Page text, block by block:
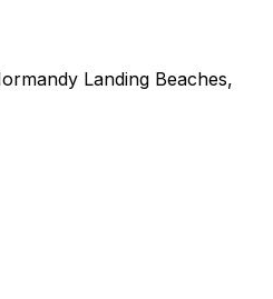
Landing Beaches,